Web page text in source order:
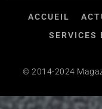
ACCUEIL
SERVICES
© 2014-2024